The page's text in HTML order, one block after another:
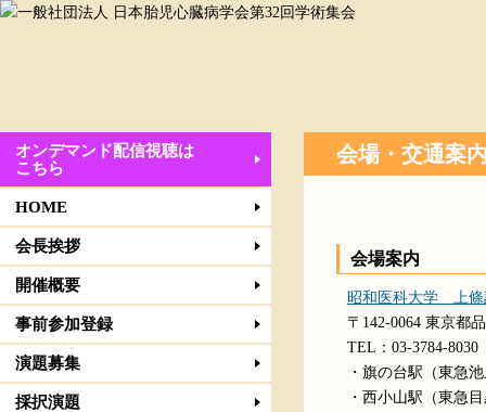
オンデマンド配信視聴は
こちら
HOME
会長挨拶
開催概要
事前参加登録
演題募集
採択演題
会場・交通案
会場案内
昭和医科大学 上條
〒142-0064 東京都
TEL：03-3784-8030
・旗の台駅（東急
・西小山駅（東急